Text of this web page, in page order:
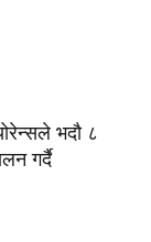
भदौ ८
गर्दै